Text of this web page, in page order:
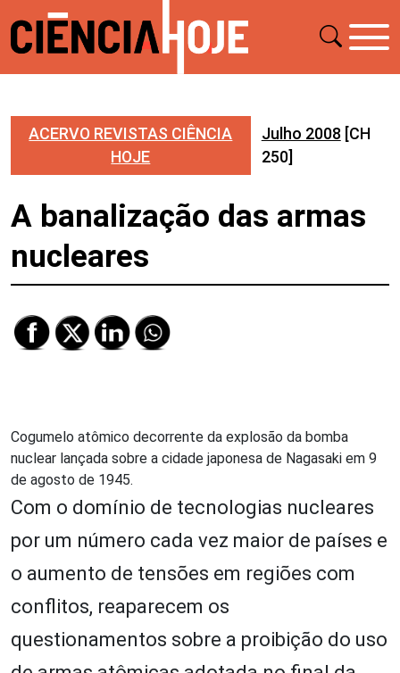
ACERVO REVISTAS CIÊNCIA
HOJE
Julho 2008 [CH
250]
A banalização das armas
nucleares
Cogumelo atômico decorrente da explosão da bomba
nuclear lançada sobre a cidade japonesa de Nagasaki em 9
de agosto de 1945.
Com o domínio de tecnologias nucleares
por um número cada vez maior de países e
o aumento de tensões em regiões com
conflitos, reaparecem os
questionamentos sobre a proibição do uso